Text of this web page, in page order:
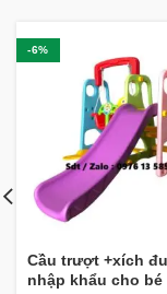
-6%
Cầu trượt +xích
nhập khẩu cho bé